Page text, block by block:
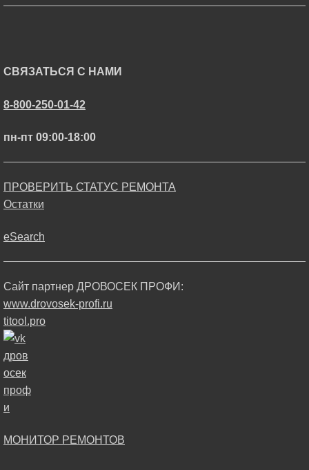
СВЯЗАТЬСЯ С НАМИ
8-800-250-01-42
пн-пт 09:00-18:00
ПРОВЕРИТЬ СТАТУС РЕМОНТА
Остатки
eSearch
Сайт партнер ДРОВОСЕК ПРОФИ:
www.drovosek-profi.ru
titool.pro
МОНИТОР РЕМОНТОВ